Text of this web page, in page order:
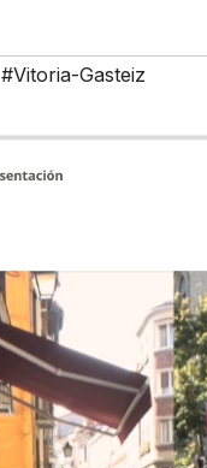
#Vitoria-Gasteiz